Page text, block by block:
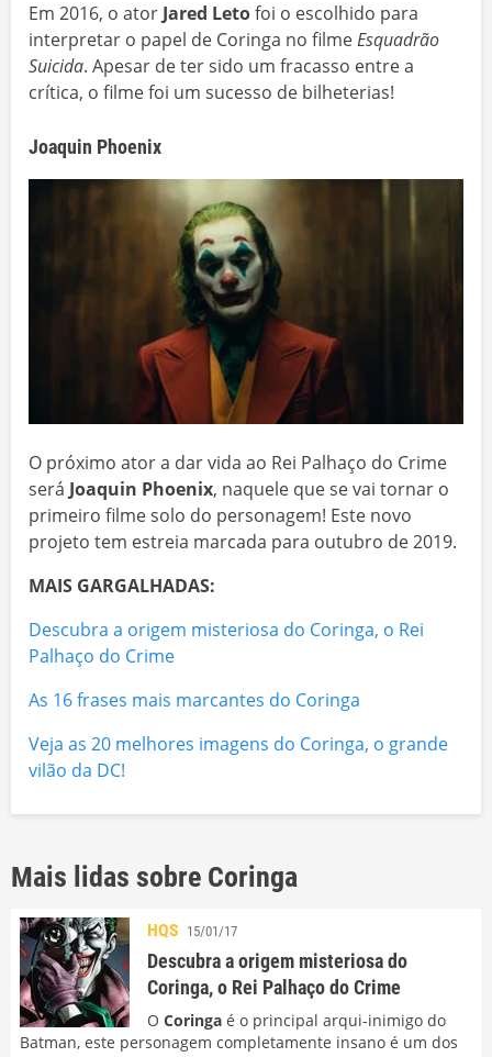
Em 2016, o ator Jared Letofoi o escolhido para
interpretar o papel de Coringa no filmeEsquadrão
Suicida. Apesar de ter sido um fracasso entre a
crítica, o filme foi um sucesso de bilheterias!
Joaquin Phoenix
O próximo ator a dar vida ao Rei Palhaço do Crime
será Joaquin Phoenix, naquele que se vai tornar o
primeiro filme solo do personagem! Este novo
projeto tem estreia marcada para outubro de 2019.
MAIS GARGALHADAS:
Descubra a origem misteriosa do Coringa, o Rei
Palhaço do Crime
As 16 frases mais marcantes do Coringa
Veja as 20 melhores imagens do Coringa, o grande
vilão da DC!
Mais lidas sobre Coringa
HQS 15/01/17
Descubra a origem misteriosa do
Coringa, o Rei Palhaço do Crime
O Coringa é o principal arqui-inimigo do
Batman, este personagem completamente insano é um dos